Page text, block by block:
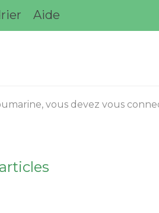
Aide
vous devez vous